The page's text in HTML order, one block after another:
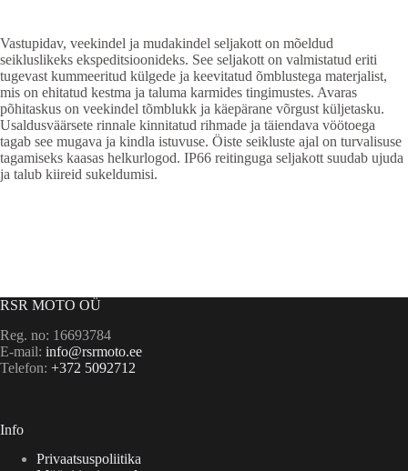
Vastupidav, veekindel ja mudakindel seljakott on mõeldud
seikluslikeks ekspeditsioonideks. See seljakott on valmistatud eriti
tugevast kummeeritud külgede ja keevitatud õmblustega materjalist,
mis on ehitatud kestma ja taluma karmides tingimustes. Avaras
põhitaskus on veekindel tõmblukk ja käepärane võrgust küljetasku.
Usaldusväärsete rinnale kinnitatud rihmade ja täiendava vöötoega
tagab see mugava ja kindla istuvuse. Öiste seikluste ajal on turvalisuse
tagamiseks kaasas helkurlogod. IP66 reitinguga seljakott suudab ujuda
ja talub kiireid sukeldumisi.
RSR MOTO OÜ
Reg. no: 16693784
E-mail: info@rsrmoto.ee
Telefon: +372 5092712
Info
Privaatsuspoliitika